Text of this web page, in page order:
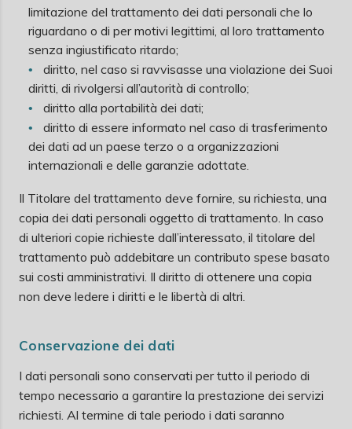
limitazione del trattamento dei dati personali che lo
riguardano o di per motivi legittimi, al loro trattamento
senza ingiustificato ritardo;
diritto, nel caso si ravvisasse una violazione dei Suoi
diritti, di rivolgersi all’autorità di controllo;
diritto alla portabilità dei dati;
diritto di essere informato nel caso di trasferimento
dei dati ad un paese terzo o a organizzazioni
internazionali e delle garanzie adottate.
Il Titolare del trattamento deve fornire, su richiesta, una
copia dei dati personali oggetto di trattamento. In caso
di ulteriori copie richieste dall’interessato, il titolare del
trattamento può addebitare un contributo spese basato
sui costi amministrativi. Il diritto di ottenere una copia
non deve ledere i diritti e le libertà di altri.
Conservazione dei dati
I dati personali sono conservati per tutto il periodo di
tempo necessario a garantire la prestazione dei servizi
richiesti. Al termine di tale periodo i dati saranno